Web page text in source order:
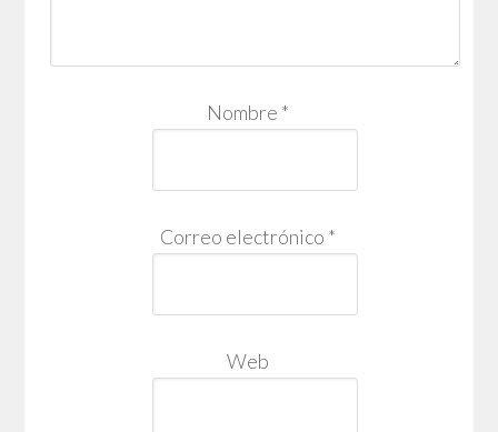
Nombre *
Correo electrónico *
Web